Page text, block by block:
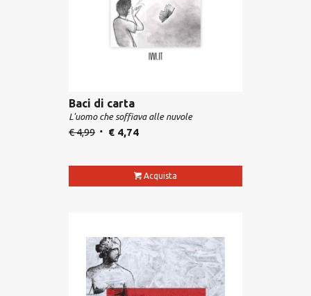
Baci di carta
L'uomo che soffiava alle nuvole
€4,99 €4,74
Acquista